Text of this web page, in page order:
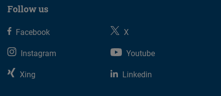
Follow us
Facebook
X
Instagram
Youtube
Xing
Linkedin